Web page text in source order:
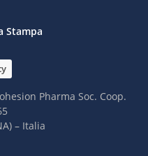
Stampa
Pharma Soc. Coop.
– It​alia